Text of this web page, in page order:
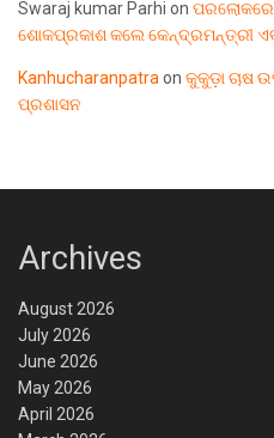
Swaraj kumar Parhi on
ଶୋକପ୍ରକାଶ କଲେ କେନ୍ଦ୍ରମନ୍ତ୍ରୀ
Kanhucharanpatra on କୁକୁଡ଼ା ଚାଷ
ପ୍ରଶାସନ
Archives
August 2026
July 2026
June 2026
May 2026
April 2026